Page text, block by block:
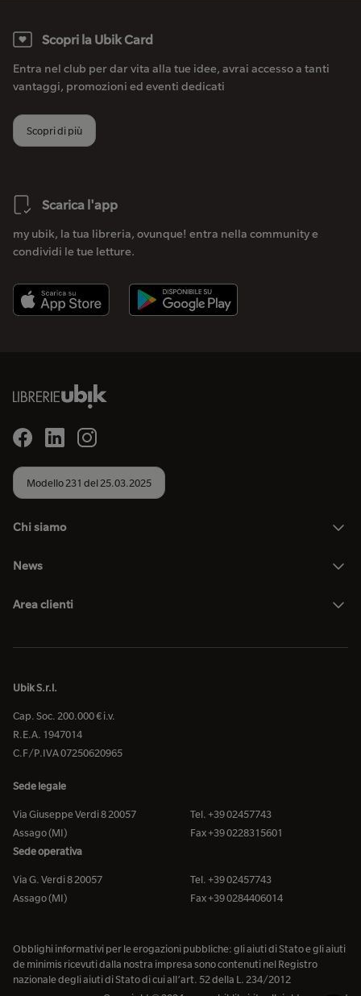
Scopri la Ubik Card
Entra nel club per dar vita alla tue idee, avrai accesso a tanti
vantaggi, promozioni ed eventi dedicati
Scopri di più
Scarica l'app
my ubik, la tua libreria, ovunque! entra nella community e
condividi le tue letture.
Modello 231 del 25.03.2025
Chi siamo
News
Area clienti
Ubik S.r.l.
Cap. Soc. 200.000 € i.v.
R.E.A. 1947014
C.F/P.IVA 07250620965
Sede legale
Via Giuseppe Verdi 8 20057
Assago (MI)
Tel. +39 02457743
Fax +39 0228315601
Sede operativa
Via G. Verdi 8 20057
Assago (MI)
Tel. +39 02457743
Fax +39 0284406014
Obblighi informativi per le erogazioni pubbliche: gli aiuti di Stato e gli aiuti
de minimis ricevuti dalla nostra impresa sono contenuti nel Registro
nazionale degli aiuti di Stato di cui all’art. 52 della L. 234/2012